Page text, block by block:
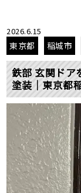
2026.6.15
東京都 稲城市
鉄部 玄関ドア
塗装｜東京都